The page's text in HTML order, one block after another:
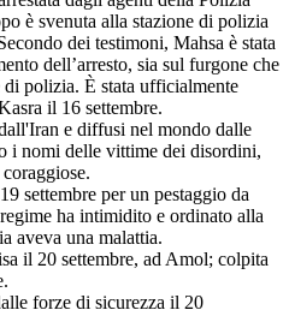
è svenuta alla stazione di polizia
dei testimoni, Mahsa è stata
dell’arresto, sia sul furgone che
di polizia. È stata ufficialmente
il 16 settembre.
e diffusi nel mondo dalle
i nomi delle vittime dei disordini,
settembre per un pestaggio da
ha intimidito e ordinato alla
aveva una malattia.
il 20 settembre, ad Amol; colpita
forze di sicurezza il 20